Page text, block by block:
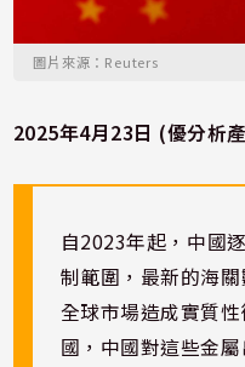
圖片來源：Reuters
2025年4月23日 (優分析
自2023年起，中國
制範圍，最新的海
全球市場造成實質
國，中國對這些金